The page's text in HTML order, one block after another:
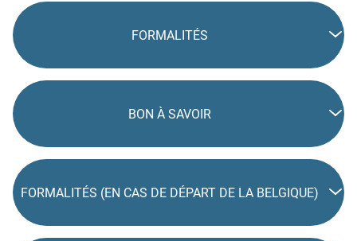
FORMALITÉS
BON À SAVOIR
FORMALITÉS (EN CAS DE DÉPART DE LA BELGIQUE)